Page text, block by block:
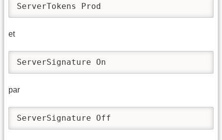
ServerTokens Prod
et
ServerSignature On
par
ServerSignature Off